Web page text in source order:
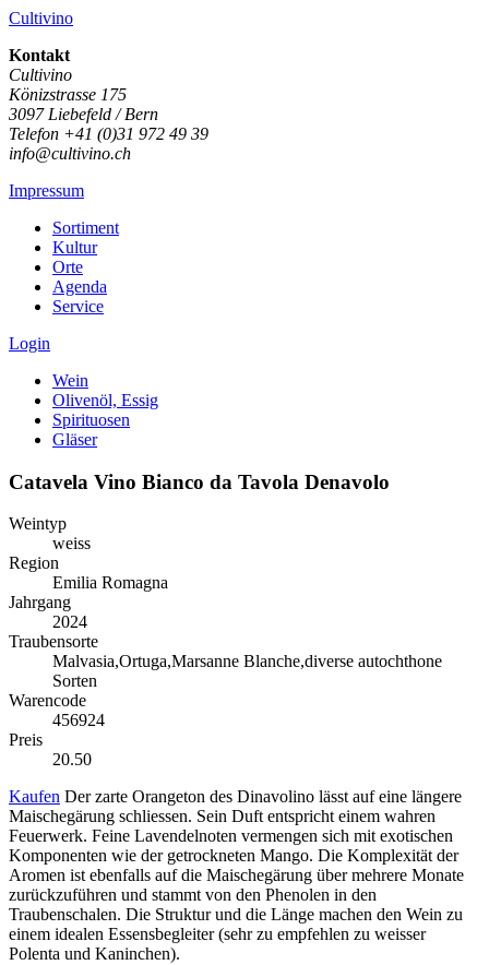
Cultivino
Kontakt
Cultivino
Könizstrasse 175
3097 Liebefeld / Bern
Telefon +41 (0)31 972 49 39
info@cultivino.ch
Impressum
Sortiment
Kultur
Orte
Agenda
Service
Login
Wein
Olivenöl, Essig
Spirituosen
Gläser
Catavela Vino Bianco da Tavola Denavolo
Weintyp
weiss
Region
Emilia Romagna
Jahrgang
2024
Traubensorte
Malvasia,Ortuga,Marsanne Blanche,diverse autochthone
Sorten
Warencode
456924
Preis
20.50
Kaufen Der zarte Orangeton des Dinavolino lässt auf eine längere
Maischegärung schliessen. Sein Duft entspricht einem wahren
Feuerwerk. Feine Lavendelnoten vermengen sich mit exotischen
Komponenten wie der getrockneten Mango. Die Komplexität der
Aromen ist ebenfalls auf die Maischegärung über mehrere Monate
zurückzuführen und stammt von den Phenolen in den
Traubenschalen. Die Struktur und die Länge machen den Wein zu
einem idealen Essensbegleiter (sehr zu empfehlen zu weisser
Polenta und Kaninchen).